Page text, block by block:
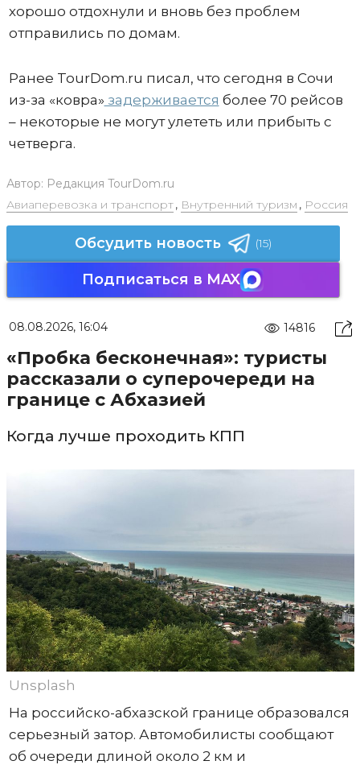
хорошо отдохнули и вновь без проблем
отправились по домам.
Ранее TourDom.ru писал, что сегодня в Сочи
из-за «ковра» задерживается более 70 рейсов
– некоторые не могут улететь или прибыть с
четверга.
Автор: Редакция TourDom.ru
Авиаперевозка и транспорт, Внутренний туризм , Россия
Обсудить новость (15)
Подписаться в MAX
08.08.2026, 16:04 14816
«Пробка бесконечная»: туристы
рассказали о суперочереди на
границе с Абхазией
Когда лучше проходить КПП
Unsplash
На российско-абхазской границе образовался
серьезный затор. Автомобилисты сообщают
об очереди длиной около 2 км и